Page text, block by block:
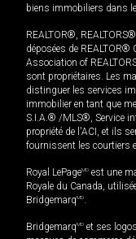
biens immobiliers dans
REALTOR®,
déposées de REALTOR®
Association of
sont propriétaires. Les
distinguer les services
immobilier en tant que
S.I.A.® /MLS®, Service
propriété de l'ACI, et ils
fournissent les courtiers
Royal LePageMD est une
Royale du Canada,
BridgemarqMD.
BridgemarqMD et ses